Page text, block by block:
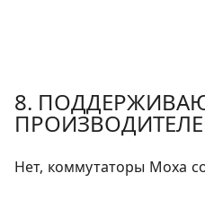
8.
Нет, коммутаторы Moxa